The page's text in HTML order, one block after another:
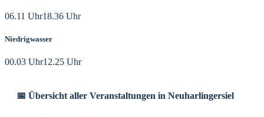
06.11 Uhr18.36 Uhr
Niedrigwasser
00.03 Uhr12.25 Uhr
📅 Übersicht aller Veranstaltungen in Neuharlingersiel